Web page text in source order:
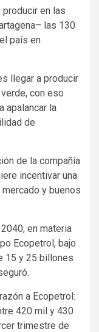
en las
las 130
país en
llegar a producir
con eso
apalancar la
de
de la compañía
incentivar una
y buenos
en materia
Ecopetrol, bajo
15 y 25 billones
a Ecopetrol:
420 mil y 430
trimestre de